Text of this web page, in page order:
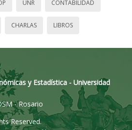
UNR CONTABILIDAD
CHARLAS LIBROS
y Estadística - Universidad
- Rosario
Reserved.